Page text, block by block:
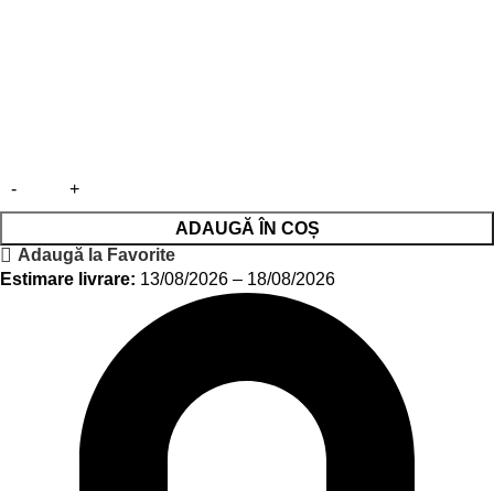
ADAUGĂ ÎN COȘ
Adaugă la Favorite
Estimare livrare: 13/08/2026 – 18/08/2026